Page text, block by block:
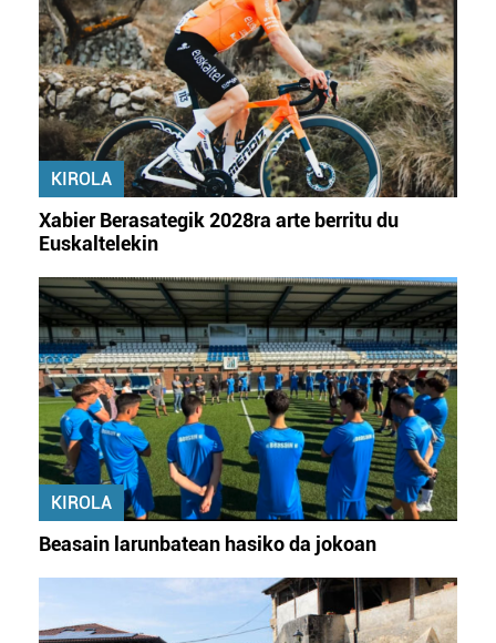
zerbitzuak hobetzeko asmoz, cookie teknologiaz
baliatzen gara. Ohar hau onartuz gero, teknologia hori
erabiltzeko baimen esplizitua ematen diguzu. Gehiago
irakurri
KIROLA
Xabier Berasategik 2028ra arte berritu du
Euskaltelekin
KIROLA
Beasain larunbatean hasiko da jokoan